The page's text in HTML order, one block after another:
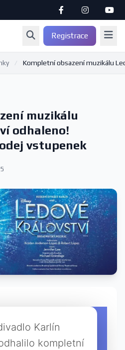
Registrace
/ Kompletní obsazení muzikálu
muzikálu
odhaleno!
vstupenek
Karlín
kompletní